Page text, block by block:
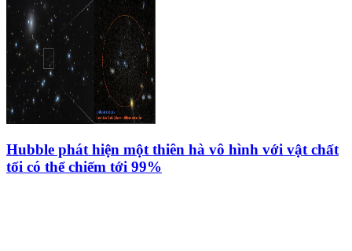
Hubble phát hiện một thiên hà vô hình với vật chất
tối có thể chiếm tới 99%